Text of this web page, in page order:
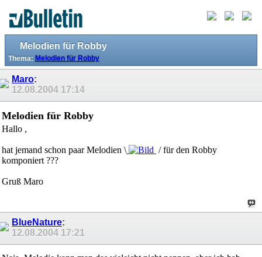
Melodien für Robby
Thema: Melodien für Robby
Maro:
12.08.2004 17:14
Melodien für Robby
Hallo ,
hat jemand schon paar Melodien \
/ für den Robby
komponiert ???
Gruß Maro
BlueNature:
12.08.2004 17:21